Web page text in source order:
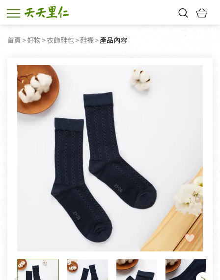
首頁 好物 衣飾鞋包 鞋襪 目前頁面：
產品內容